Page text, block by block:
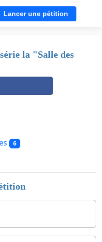
Lancer une pétition
la "Salle des
6